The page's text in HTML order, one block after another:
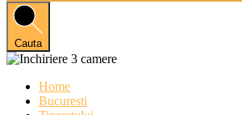
Cauta
Home
Bucuresti